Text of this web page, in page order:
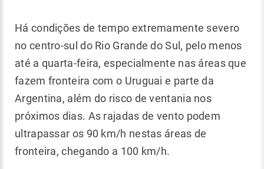
Há condições de tempo extremamente severo
no centro-sul do Rio Grande do Sul, pelo menos
até a quarta-feira, especialmente nas áreas que
fazem fronteira com o Uruguai e parte da
Argentina, além do risco de ventania nos
próximos dias. As rajadas de vento podem
ultrapassar os 90 km/h nestas áreas de
fronteira, chegando a 100 km/h.